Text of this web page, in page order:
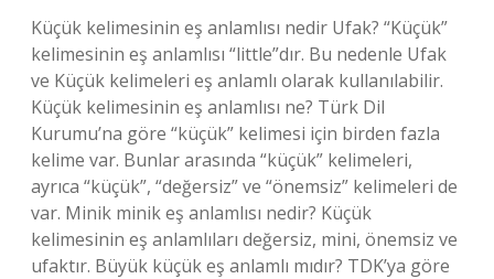
Küçük kelimesinin eş anlamlısı nedir Ufak? “Küçük”
kelimesinin eş anlamlısı “little”dır. Bu nedenle Ufak
ve Küçük kelimeleri eş anlamlı olarak kullanılabilir.
Küçük kelimesinin eş anlamlısı ne? Türk Dil
Kurumu’na göre “küçük” kelimesi için birden fazla
kelime var. Bunlar arasında “küçük” kelimeleri,
ayrıca “küçük”, “değersiz” ve “önemsiz” kelimeleri de
var. Minik minik eş anlamlısı nedir? Küçük
kelimesinin eş anlamlıları değersiz, mini, önemsiz ve
ufaktır. Büyük küçük eş anlamlı mıdır? TDK’ya göre